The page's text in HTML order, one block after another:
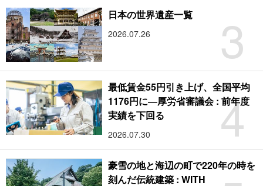
3
日本の世界遺産一覧
2026.07.26
4
最低賃金55円引き上げ、全国平均
1176円に―厚労省審議会 : 前年度
実績を下回る
2026.07.30
豪雪の地と海辺の町で220年の時を
刻んだ伝統建築 : WITH